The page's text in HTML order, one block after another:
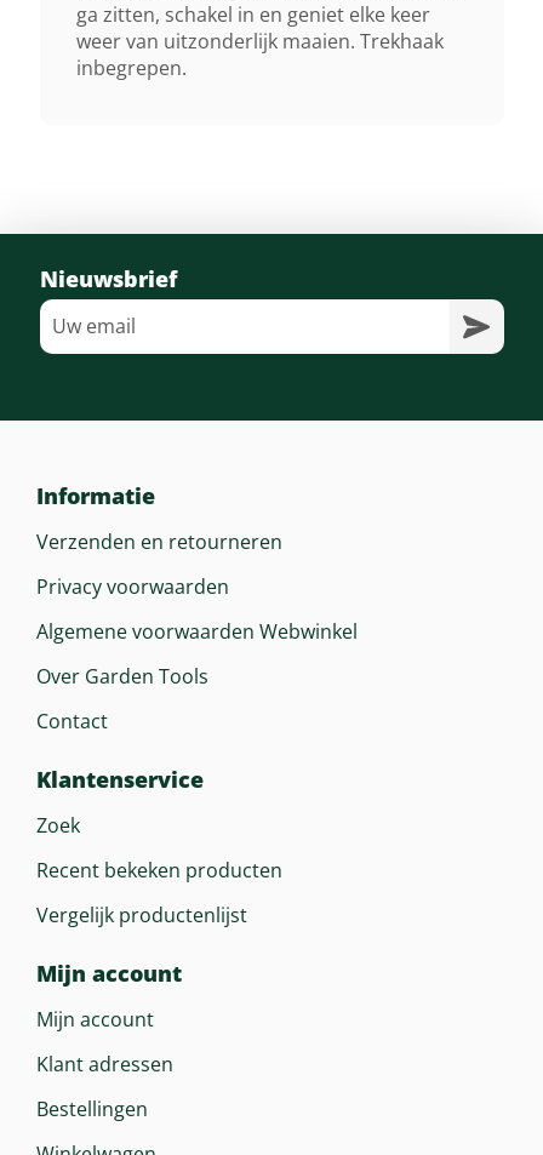
ga zitten, schakel in en geniet elke keer
weer van uitzonderlijk maaien. Trekhaak
inbegrepen.
Multiclip Mulching En
Achteruitworp
Koplampen
Inhoud Brandstoftank
12 Liter
Geluidsverm. Niveau Lwa
86 DB
Bijzonderheden
QuickFlip-Systeem En Incl.
Nieuwsbrief
Informatie
Verzenden en retourneren
Privacy voorwaarden
Algemene voorwaarden Webwinkel
Over Garden Tools
Contact
Klantenservice
Zoek
Recent bekeken producten
Vergelijk productenlijst
Mijn account
Mijn account
Klant adressen
Bestellingen